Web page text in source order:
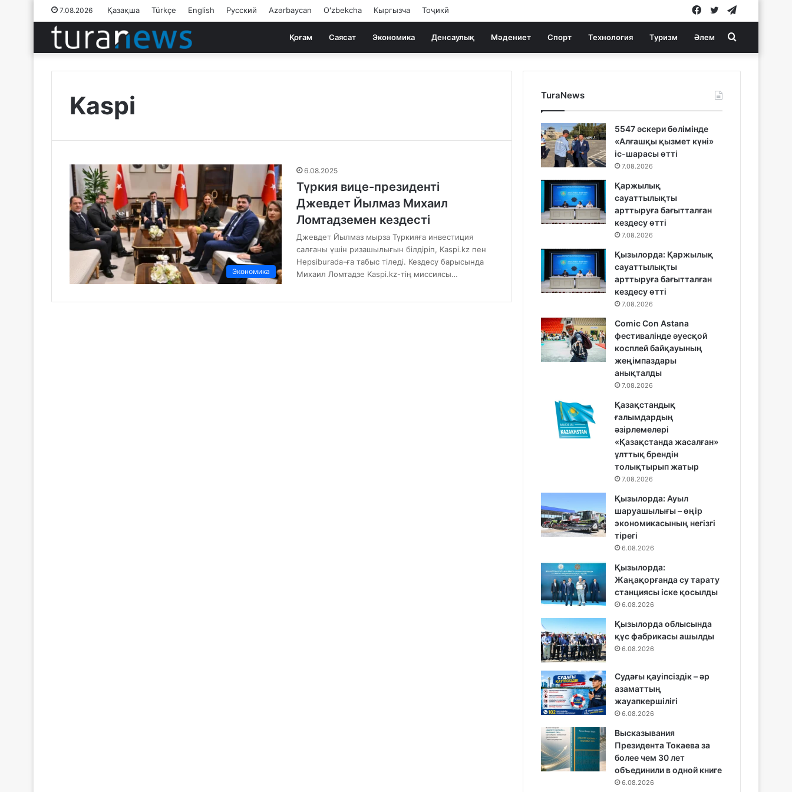
7.08.2026 Қазақша Türkçe English Русский Azərbaycan Oʻzbekcha Кыргызча Тоҷикӣ Twitter
Facebook
Қоғам Саясат Экономика Денсаулық Мәдениет Спорт Технология Туризм Әлем Search
for
Kaspi
Экономика
6.08.2025
Түркия вице-президенті
Джевдет Йылмаз Михаил
Ломтадземен кездесті
Джевдет Йылмаз мырза Түркияға инвестиция
салғаны үшін ризашылығын білдіріп, Kaspi.kz пен
Hepsiburada-ға табыс тіледі. Кездесу барысында
Михаил Ломтадзе Kaspi.kz-тің миссиясы…
TuraNews
5547 әскери бөлімінде
«Алғашқы қызмет күні»
іс-шарасы өтті
7.08.2026
Қаржылық
сауаттылықты
арттыруға бағытталған
кездесу өтті
7.08.2026
Қызылорда: Қаржылық
сауаттылықты
арттыруға бағытталған
кездесу өтті
7.08.2026
Comic Con Astana
фестивалінде әуесқой
косплей байқауының
жеңімпаздары
анықталды
7.08.2026
Қазақстандық
ғалымдардың
әзірлемелері
«Қазақстанда жасалған»
ұлттық брендін
толықтырып жатыр
7.08.2026
Қызылорда: Ауыл
шаруашылығы – өңір
экономикасының негізгі
тірегі
6.08.2026
Қызылорда:
Жаңақорғанда су тарату
станциясы іске қосылды
6.08.2026
Қызылорда облысында
құс фабрикасы ашылды
6.08.2026
Судағы қауіпсіздік – әр
азаматтың
жауапкершілігі
6.08.2026
Высказывания
Президента Токаева за
более чем 30 лет
объединили в одной книге
6.08.2026